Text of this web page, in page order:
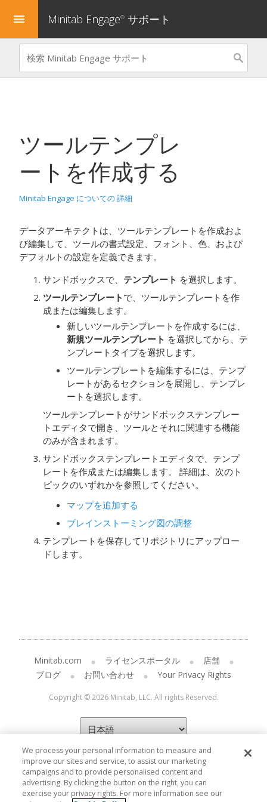
menu Minitab Engage® サポート
ツールテンプレ
ートを作成する
Minitab Engage についての 詳細
データアーキテクトは、ツールテンプレートを作成およ
び編集して、ツールの書式設定、フォント、色、および
デフォルトの設定を定義できます。
サンドボックスで、 テンプレート を選択します。
ツールテンプレート で、ツールテンプレートを作
成または編集します。
新しいツールテンプレートを作成するには、
新規ツールテンプレート を選択してから、テ
ンプレートタイプを選択します。
ツールテンプレートを編集するには、テンプ
レートがあるセクションを展開し、テンプレ
ートを選択します。
ツールテンプレートがサンドボックステンプレー
トエディタで開き、ツールとそれに関連する機能
のみが含まれます。
サンドボックステンプレートエディタで、テンプ
レートを作成または編集します。
詳細は、次のト
ピックのいずれかを参照してください。
マップを追加する
ブレインストーミング図の調整
テンプレートを保存してリポジトリにアップロー
ドします。
Minitab.com ライセンスポータル
店舗
ブログ
お問い合わせ Your Privacy Rights
Copyright © 2026 Minitab, LLC. All rights Reserved.
We process your personal information to measure and
improve our sites and service, to assist our marketing
campaigns and to provide personalised content and
advertising. By clicking the button on the right, you can
exercise your privacy rights. For more information see our